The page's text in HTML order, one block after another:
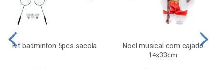
Kit badminton 5pcs sacola
Noel musical com cajado
14x33cm